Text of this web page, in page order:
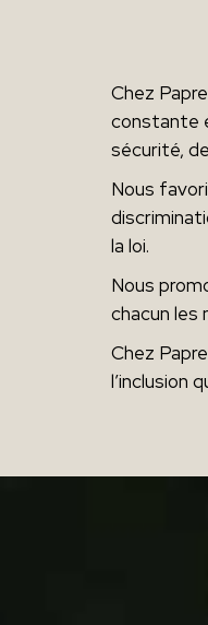
Chez
constante
sécurité,
Nous
la loi.
Nous
chacun les
Chez
l’inclusion